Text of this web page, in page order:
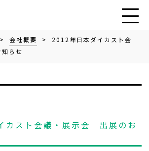
会社概要
> 2012年日本ダイカスト会
らせ
カスト会議・展示会 出展のお